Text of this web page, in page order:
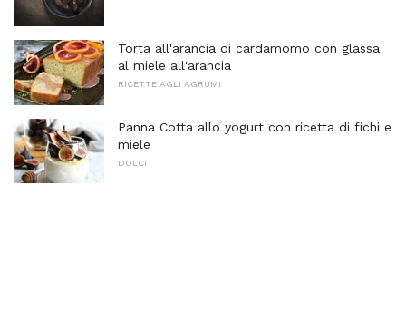
Torta all'arancia di cardamomo con glassa
al miele all'arancia
RICETTE AGLI AGRUMI
Panna Cotta allo yogurt con ricetta di fichi e
miele
DOLCI